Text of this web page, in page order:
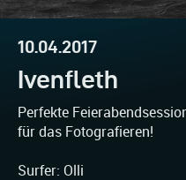
10.04.2017
Ivenfleth
Perfekte
für das Fotografieren!
Surfer: Olli